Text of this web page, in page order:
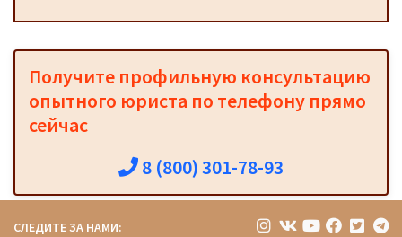
Получите профильную консультацию
опытного юриста по телефону прямо
сейчас
8 (800) 301-78-93
СЛЕДИТЕ ЗА НАМИ: